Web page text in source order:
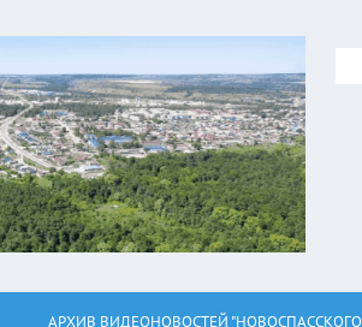
АРХИВ ВИДЕОНОВОСТЕЙ